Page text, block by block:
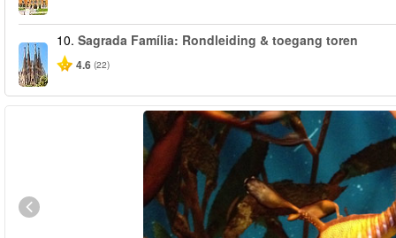
10. Sagrada Família: Rondleiding & toegang toren
4.6 (22)